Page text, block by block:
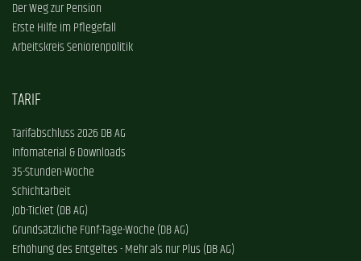
Der Weg zur Pension
Erste Hilfe im Pflegefall
Arbeitskreis Seniorenpolitik
TARIF
Tarifabschluss 2026 DB AG
Infomaterial & Downloads
35-Stunden-Woche
Schichtarbeit
Job-Ticket (DB AG)
Grundsätzliche Fünf-Tage-Woche (DB AG)
Erhöhung des Entgeltes - Mehr als nur Plus (DB AG)